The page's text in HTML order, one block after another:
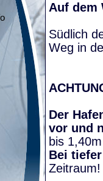
Auf dem
Südlich
Weg in
Der
vor und
bis
Bei